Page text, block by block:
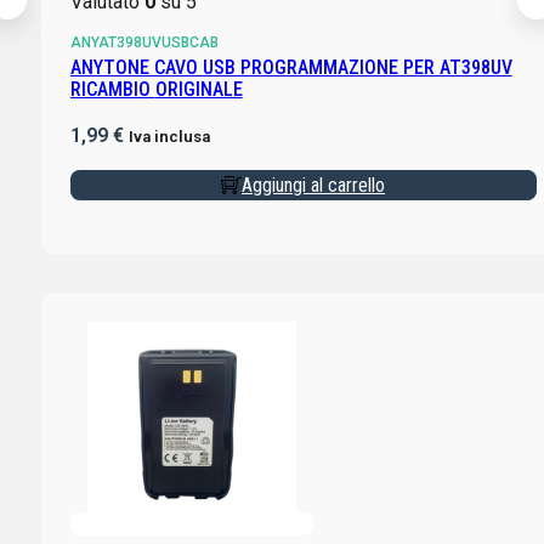
ANYAT398UVUSBCAB
ANYTONE CAVO USB PROGRAMMAZIONE PER AT398UV
RICAMBIO ORIGINALE
1,99 € Iva inclusa
Aggiungi al carrello